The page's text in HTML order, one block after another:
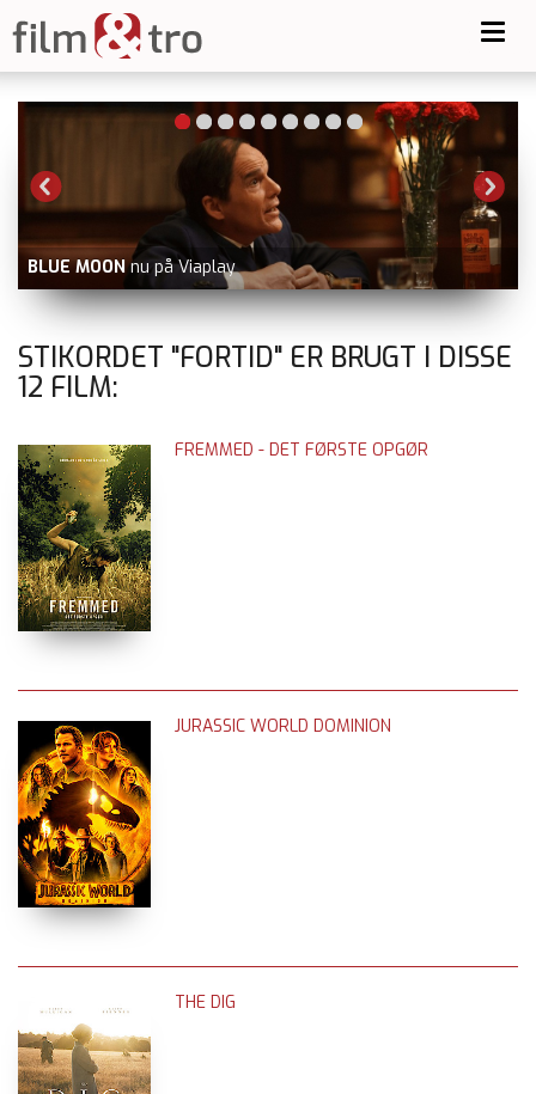
MIRAKLET PÅ HUDSONFLODEN nu
Video, Viaplay, dvd og blu-ray
STIKORDET "FORTID" ER BRUGT I DISSE
12 FILM:
FREMMED - DET FØRSTE OPGØR
JURASSIC WORLD DOMINION
THE DIG